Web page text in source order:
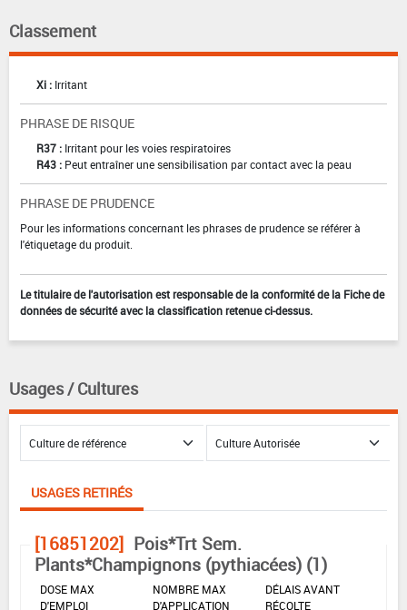
Classement
Xi : Irritant
PHRASE DE RISQUE
R37 : Irritant pour les voies respiratoires
R43 : Peut entraîner une sensibilisation par contact avec la peau
PHRASE DE PRUDENCE
Pour les informations concernant les phrases de prudence se référer à
l'étiquetage du produit.
Le titulaire de l'autorisation est responsable de la conformité de la Fiche de
données de sécurité avec la classification retenue ci-dessus.
Usages / Cultures
USAGES RETIRÉS
[16851202] Pois*Trt Sem.
Plants*Champignons (pythiacées) (1)
DOSE MAX
D'EMPLOI
NOMBRE MAX
D'APPLICATION
DÉLAIS AVANT
RÉCOLTE